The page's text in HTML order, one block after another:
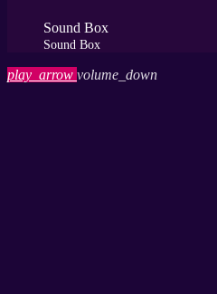
Sound Box
Sound Box
play_arrow volume_down